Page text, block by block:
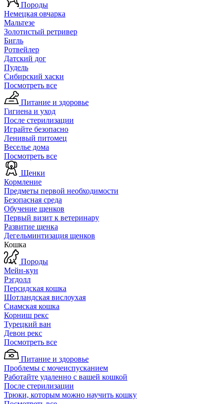
Породы
Немецкая овчарка
Мальтезе
Золотистый ретривер
Бигль
Ротвейлер
Датский дог
Пудель
Сибирский хаски
Посмотреть все
Питание и здоровье
Гигиена и уход
После стерилизации
Играйте безопасно
Ленивый питомец
Веселье дома
Посмотреть все
Щенки
Кормление
Предметы первой необходимости
Безопасная среда
Обучение щенков
Первый визит к ветеринару
Развитие щенка
Дегельминтизация щенков
Кошка
Породы
Мейн-кун
Рэгдолл
Персидская кошка
Шотландская вислоухая
Сиамская кошка
Корниш рекс
Турецкий ван
Девон рекс
Посмотреть все
Питание и здоровье
Проблемы с мочеиспусканием
Работайте удаленно с вашей кошкой
После стерилизации
Трюки, которым можно научить кошку